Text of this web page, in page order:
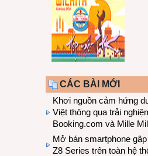
CÁC BÀI MỚI
Khơi nguồn cảm hứng
Việt thông qua trải
Booking.com và Mille
Mở bán smartphone
Z8 Series trên toàn hệ